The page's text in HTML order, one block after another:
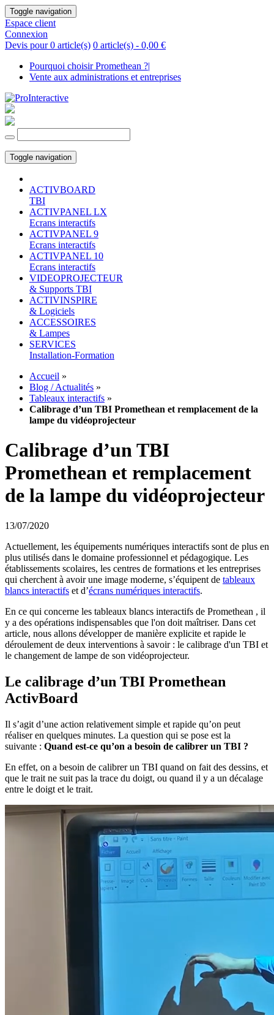
Toggle navigation
Espace client
Connexion
Devis pour 0 article(s) 0 article(s) - 0,00 €
Pourquoi choisir Promethean ?|
Vente aux administrations et entreprises
Toggle navigation
ACTIVBOARD
TBI
ACTIVPANEL LX
Ecrans interactifs
ACTIVPANEL 9
Ecrans interactifs
ACTIVPANEL 10
Ecrans interactifs
VIDEOPROJECTEUR
& Supports TBI
ACTIVINSPIRE
& Logiciels
ACCESSOIRES
& Lampes
SERVICES
Installation-Formation
Accueil »
Blog / Actualités »
Tableaux interactifs »
Calibrage d’un TBI Promethean et remplacement de la
lampe du vidéoprojecteur
Calibrage d’un TBI
Promethean et remplacement
de la lampe du vidéoprojecteur
13/07/2020
Actuellement, les équipements numériques interactifs sont de plus en
plus utilisés dans le domaine professionnel et pédagogique. Les
établissements scolaires, les centres de formations et les entreprises
qui cherchent à avoir une image moderne, s’équipent de tableaux
blancs interactifs et d’écrans numériques interactifs.
En ce qui concerne les tableaux blancs interactifs de Promethean , il
y a des opérations indispensables que l'on doit maîtriser. Dans cet
article, nous allons développer de manière explicite et rapide le
déroulement de deux interventions à savoir : le calibrage d'un TBI et
le changement de lampe de son vidéoprojecteur.
Le calibrage d’un TBI Promethean
ActivBoard
Il s’agit d’une action relativement simple et rapide qu’on peut
réaliser en quelques minutes. La question qui se pose est la
suivante : Quand est-ce qu’on a besoin de calibrer un TBI ?
En effet, on a besoin de calibrer un TBI quand on fait des dessins, et
que le trait ne suit pas la trace du doigt, ou quand il y a un décalage
entre le doigt et le trait.